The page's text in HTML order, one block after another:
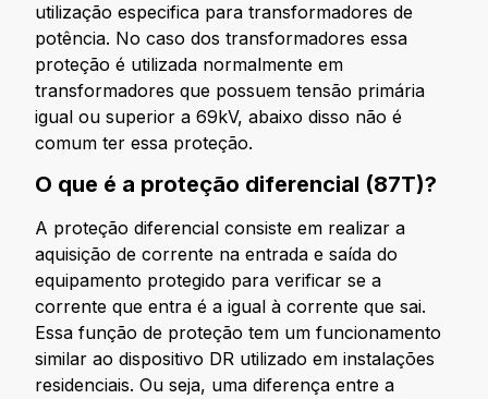
utilização especifica para transformadores de
potência. No caso dos transformadores essa
proteção é utilizada normalmente em
transformadores que possuem tensão primária
igual ou superior a 69kV, abaixo disso não é
comum ter essa proteção.
O que é a proteção diferencial (87T)?
A proteção diferencial consiste em realizar a
aquisição de corrente na entrada e saída do
equipamento protegido para verificar se a
corrente que entra é a igual à corrente que sai.
Essa função de proteção tem um funcionamento
similar ao dispositivo DR utilizado em instalações
residenciais. Ou seja, uma diferença entre a